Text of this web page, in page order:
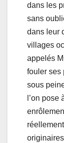
dans les
sans
dans leur
villages
appelés
fouler ses
sous
l’on